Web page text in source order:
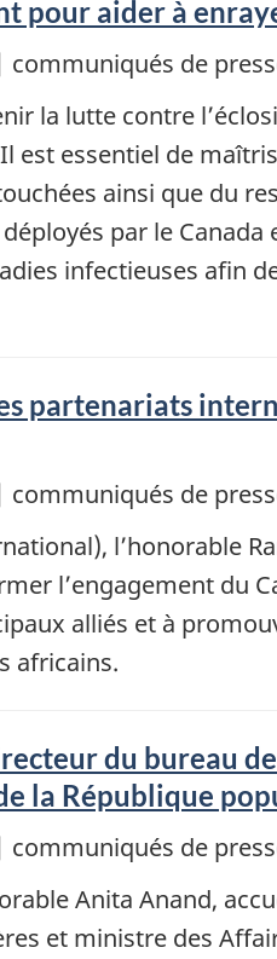
pour aider à
de
la lutte contre
est essentiel de
ainsi que du
par le
infectieuses afin
partenariats
de
l’honorable
l’engagement du
alliés et à
africains.
du bureau
la République
de
Anita Anand,
et ministre des